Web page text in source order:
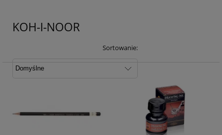
KOH-I-NOOR
Sortowanie: